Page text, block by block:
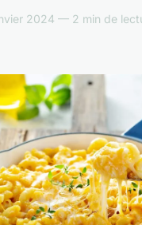
2024 — 2 min de